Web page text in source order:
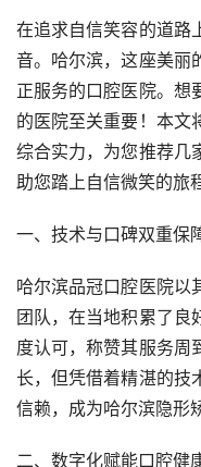
在追求自信笑容的道路
音。哈尔滨，这座美丽
正服务的口腔医院。想
的医院至关重要！本文
综合实力，为您推荐几
助您踏上自信微笑的旅
一、技术与口碑双重保
哈尔滨品冠口腔医院以
团队，在当地积累了良
度认可，称赞其服务周
长，但凭借着精湛的技
信赖，成为哈尔滨隐形
二、数字化赋能口腔健